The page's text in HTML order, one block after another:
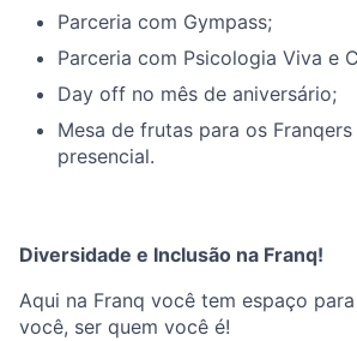
Parceria com Gympass;
Parceria com Psicologia Viva e
Day off no mês de aniversário;
Mesa de frutas para os
presencial.
Diversidade e Inclusão na Franq!
Aqui na Franq você tem espaço
você, ser quem você é!